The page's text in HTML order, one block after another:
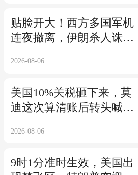
贴脸开大！西方多国军机
连夜撤离，伊朗杀人诛
2026-08-06
美国10%关税砸下来，莫
迪这次算清账后转头喊
2026-08-06
9时1分准时生效，美国出